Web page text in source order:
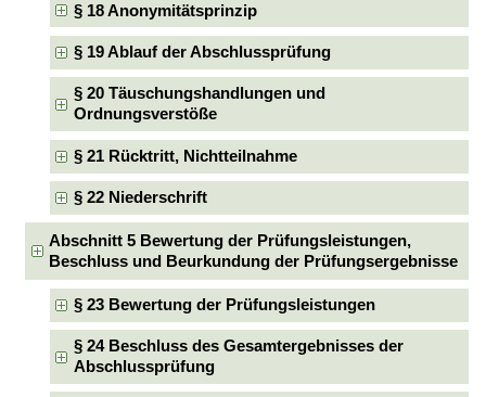
§ 18 Anonymitätsprinzip
§ 19 Ablauf der Abschlussprüfung
§ 20 Täuschungshandlungen und
Ordnungsverstöße
§ 21 Rücktritt, Nichtteilnahme
§ 22 Niederschrift
Abschnitt 5 Bewertung der Prüfungsleistungen,
Beschluss und Beurkundung der Prüfungsergebnisse
§ 23 Bewertung der Prüfungsleistungen
§ 24 Beschluss des Gesamtergebnisses der
Abschlussprüfung